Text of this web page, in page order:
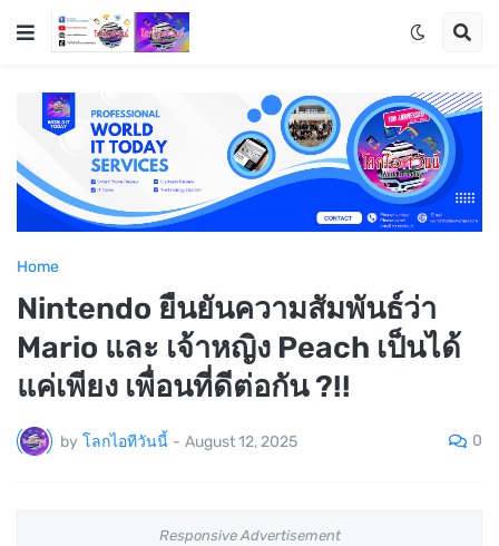
Home
Nintendo ยืนยันความสัมพันธ์ว่า
Mario และ เจ้าหญิง Peach เป็นได้
แค่เพียง เพื่อนที่ดีต่อกัน ?!!
by โลกไอทีวันนี้ - August 12, 2025 0
Responsive Advertisement